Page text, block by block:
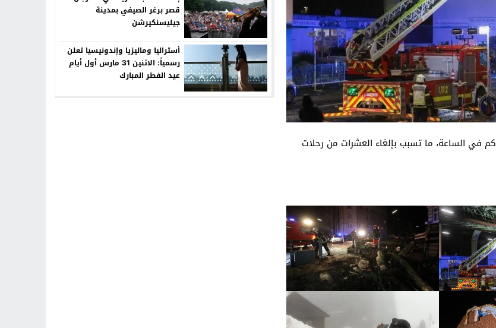
رياح عاصفة تجتاح ألمانيا منذ ليلة أمس، وصلت سرعتها إلى 160 كم في الساعة، ما تسبب بإلغاء العشرات من رحلات
قصر برغر الصيفي بمدينة
جيليسنكيرشن
أستراليا وماليزيا وإندونيسيا تعلن
رسمياً: الاثنين 31 مارس أول أيام
عيد الفطر المبارك